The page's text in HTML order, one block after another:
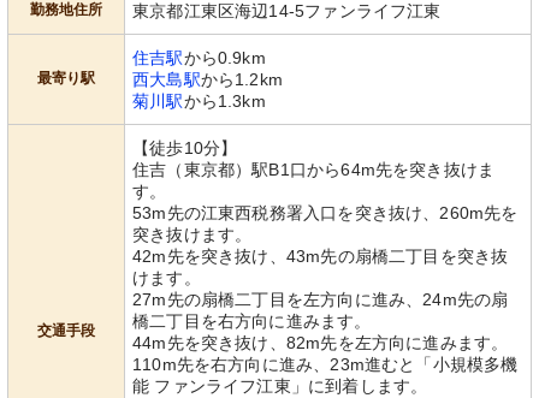
勤務地住所 東京都江東区海辺14-5ファンライフ江東
最寄り駅
住吉駅から0.9km
西大島駅から1.2km
菊川駅から1.3km
交通手段
【徒歩10分】
住吉（東京都）駅B1口から64m先を突き抜けま
す。
53m先の江東西税務署入口を突き抜け、260m先を
突き抜けます。
42m先を突き抜け、43m先の扇橋二丁目を突き抜
けます。
27m先の扇橋二丁目を左方向に進み、24m先の扇
橋二丁目を右方向に進みます。
44m先を突き抜け、82m先を左方向に進みます。
110m先を右方向に進み、23m進むと「小規模多機
能 ファンライフ江東」に到着します。